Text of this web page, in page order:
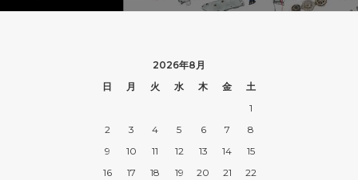
2026年8月
日
月 火 水 木 金
土
1
2
3 4 5 6 7
8
9
10 11 12 13 14
15
16
17 18 19 20 21
22